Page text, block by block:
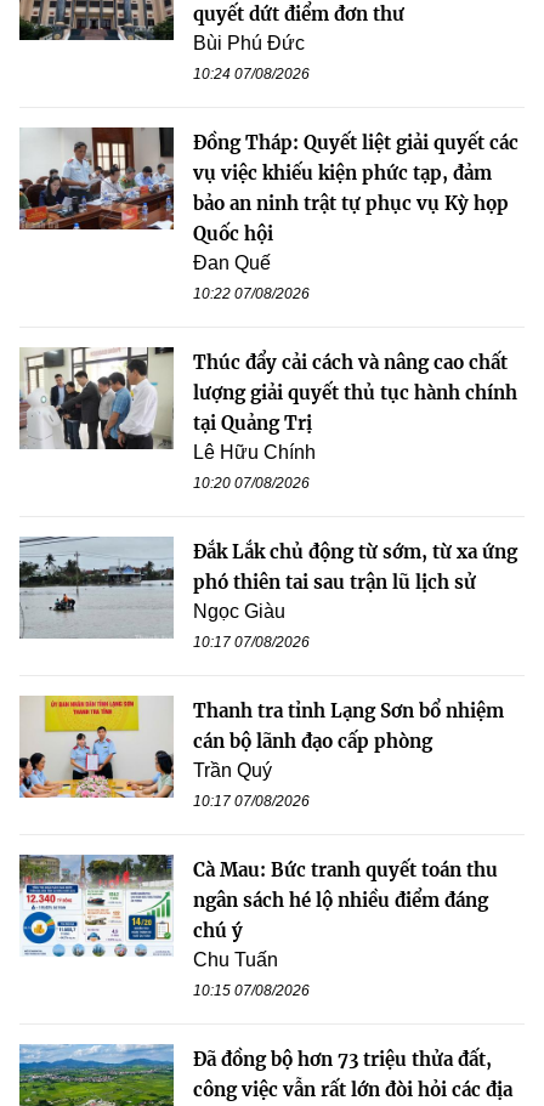
quyết dứt điểm đơn thư
Bùi Phú Đức
10:24 07/08/2026
Đồng Tháp: Quyết liệt giải quyết các
vụ việc khiếu kiện phức tạp, đảm
bảo an ninh trật tự phục vụ Kỳ họp
Quốc hội
Đan Quế
10:22 07/08/2026
Thúc đẩy cải cách và nâng cao chất
lượng giải quyết thủ tục hành chính
tại Quảng Trị
Lê Hữu Chính
10:20 07/08/2026
Đắk Lắk chủ động từ sớm, từ xa ứng
phó thiên tai sau trận lũ lịch sử
Ngọc Giàu
10:17 07/08/2026
Thanh tra tỉnh Lạng Sơn bổ nhiệm
cán bộ lãnh đạo cấp phòng
Trần Quý
10:17 07/08/2026
Cà Mau: Bức tranh quyết toán thu
ngân sách hé lộ nhiều điểm đáng
chú ý
Chu Tuấn
10:15 07/08/2026
Đã đồng bộ hơn 73 triệu thửa đất,
công việc vẫn rất lớn đòi hỏi các địa